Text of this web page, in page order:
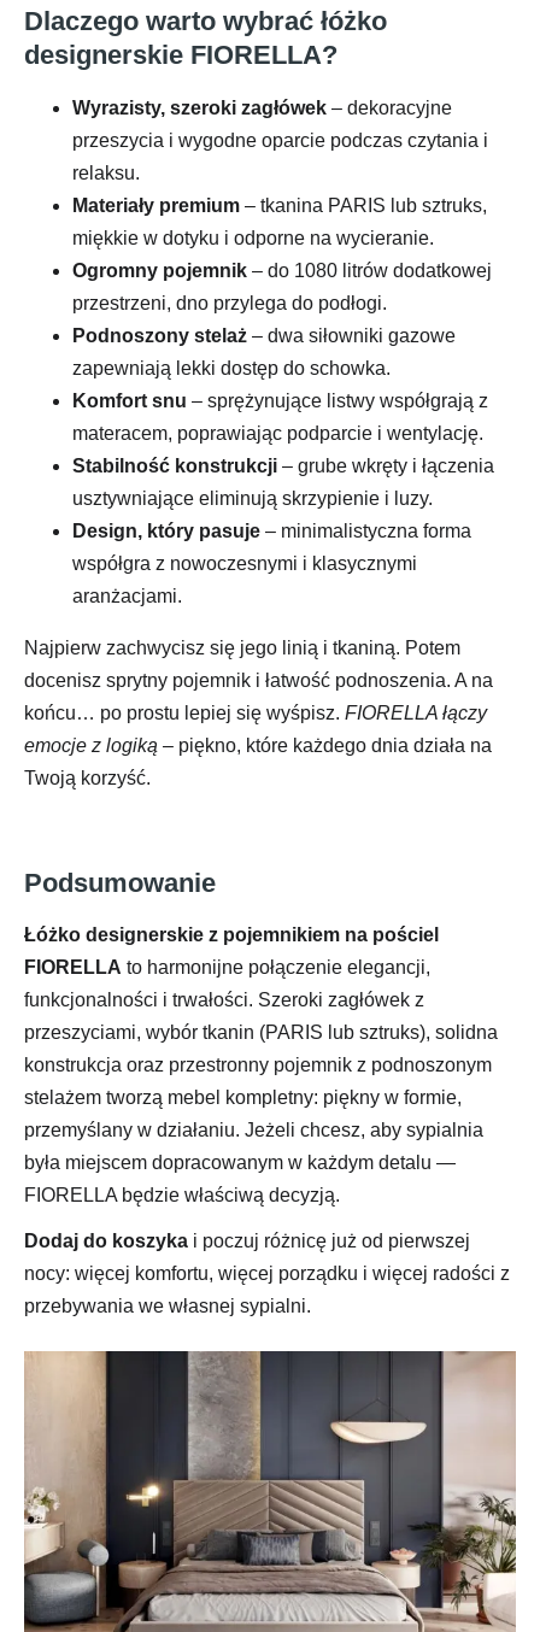
Dlaczego warto wybrać łóżko
designerskie FIORELLA?
Wyrazisty, szeroki zagłówek – dekoracyjne
przeszycia i wygodne oparcie podczas czytania i
relaksu.
Materiały premium – tkanina PARIS lub sztruks,
miękkie w dotyku i odporne na wycieranie.
Ogromny pojemnik – do 1080 litrów dodatkowej
przestrzeni, dno przylega do podłogi.
Podnoszony stelaż – dwa siłowniki gazowe
zapewniają lekki dostęp do schowka.
Komfort snu – sprężynujące listwy współgrają z
materacem, poprawiając podparcie i wentylację.
Stabilność konstrukcji – grube wkręty i łączenia
usztywniające eliminują skrzypienie i luzy.
Design, który pasuje – minimalistyczna forma
współgra z nowoczesnymi i klasycznymi
aranżacjami.
Najpierw zachwycisz się jego linią i tkaniną. Potem
docenisz sprytny pojemnik i łatwość podnoszenia. A na
końcu… po prostu lepiej się wyśpisz. FIORELLA łączy
emocje z logiką – piękno, które każdego dnia działa na
Twoją korzyść.
Podsumowanie
Łóżko designerskie z pojemnikiem na pościel
FIORELLA to harmonijne połączenie elegancji,
funkcjonalności i trwałości. Szeroki zagłówek z
przeszyciami, wybór tkanin (PARIS lub sztruks), solidna
konstrukcja oraz przestronny pojemnik z podnoszonym
stelażem tworzą mebel kompletny: piękny w formie,
przemyślany w działaniu. Jeżeli chcesz, aby sypialnia
była miejscem dopracowanym w każdym detalu —
FIORELLA będzie właściwą decyzją.
Dodaj do koszyka i poczuj różnicę już od pierwszej
nocy: więcej komfortu, więcej porządku i więcej radości z
przebywania we własnej sypialni.